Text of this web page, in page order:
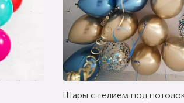
Шары с гелием под